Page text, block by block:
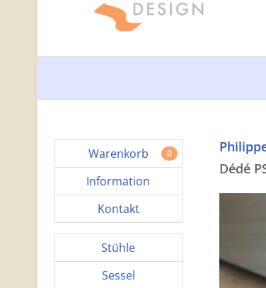
Warenkorb 0
Information
Kontakt
Stühle
Sessel
Dédé